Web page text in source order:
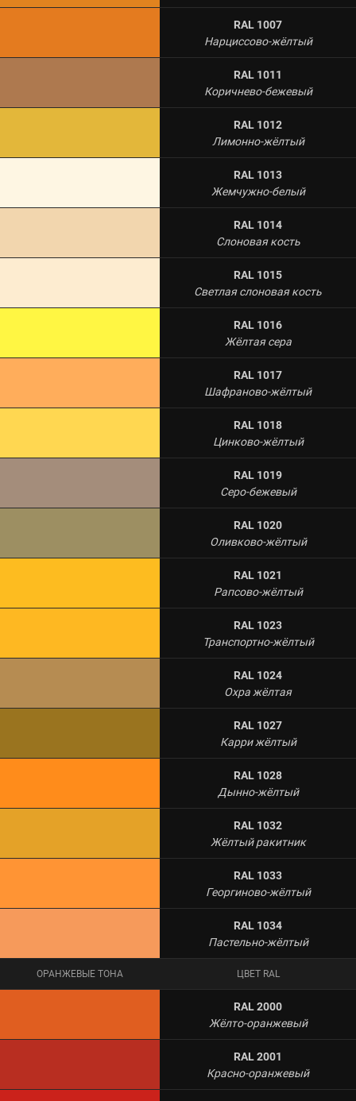
RAL 1007
Нарциссово-жёлтый
RAL 1011
Коричнево-бежевый
RAL 1012
Лимонно-жёлтый
RAL 1013
Жемчужно-белый
RAL 1014
Слоновая кость
RAL 1015
Светлая слоновая кость
RAL 1016
Жёлтая сера
RAL 1017
Шафраново-жёлтый
RAL 1018
Цинково-жёлтый
RAL 1019
Серо-бежевый
RAL 1020
Оливково-жёлтый
RAL 1021
Рапсово-жёлтый
RAL 1023
Транспортно-жёлтый
RAL 1024
Охра жёлтая
RAL 1027
Карри жёлтый
RAL 1028
Дынно-жёлтый
RAL 1032
Жёлтый ракитник
RAL 1033
Георгиново-жёлтый
RAL 1034
Пастельно-жёлтый
ОРАНЖЕВЫЕ ТОНА ЦВЕТ RAL
RAL 2000
Жёлто-оранжевый
RAL 2001
Красно-оранжевый